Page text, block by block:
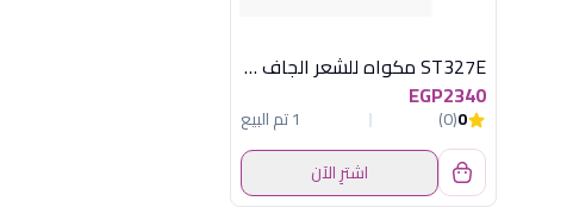
ST327E مكواه للشعر الجاف والرطب
EGP2340
0
(0)
1 تم البيع
اشترِ الآن